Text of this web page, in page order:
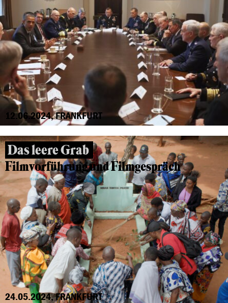
12.06.2024, FRANKFURT
Das leere Grab
Filmvorführung und Filmgespräch
24.05.2024, FRANKFURT